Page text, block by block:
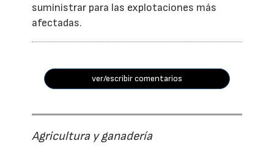
suministrar para las explotaciones más
afectadas.
ver/escribir comentarios
Agricultura y ganadería